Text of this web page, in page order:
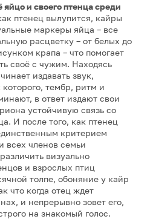
и своего птенца среди
птенец вылупится, кайры
маркеры яйца – все
расцветку – от белых до
крапа – что помогает
своё с чужим. Находясь
издавать звук,
тембр, ритм и
в ответ издают свои
устойчивую связь со
И после того, как птенец
критерием
всех членов семьи
визуально
и взрослых птиц
толпе, обоняние у кайр
что когда отец ждет
и непрерывно зовет его,
на знакомый голос.